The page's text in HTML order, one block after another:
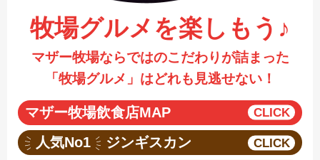
牧場グルメを楽しもう♪
マザー牧場ならではのこだわりが詰まった
「牧場グルメ」はどれも見逃せない！
マザー牧場飲食店MAP
人気No1
ジンギスカン